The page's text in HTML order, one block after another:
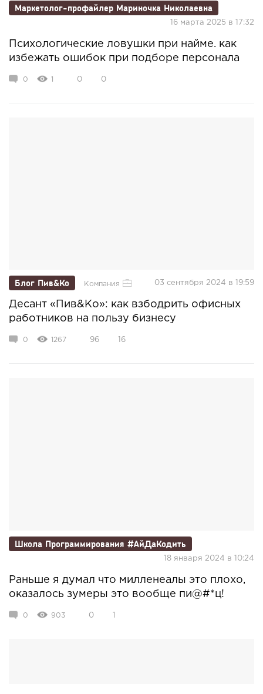
Маркетолог-профайлер Мариночка Николаевна
16 марта 2025 в 17:32
Психологические ловушки при найме. как
избежать ошибок при подборе персонала
0 1 0 0
Блог Пив&Ко Компания 03 сентября 2024 в 19:59
Десант «Пив&Ко»: как взбодрить офисных
работников на пользу бизнесу
0 1267 96 16
Школа Программирования #АйДаКодить
18 января 2024 в 10:24
Раньше я думал что милленеалы это плохо,
оказалось зумеры это вообще пи@#*ц!
0 903 0